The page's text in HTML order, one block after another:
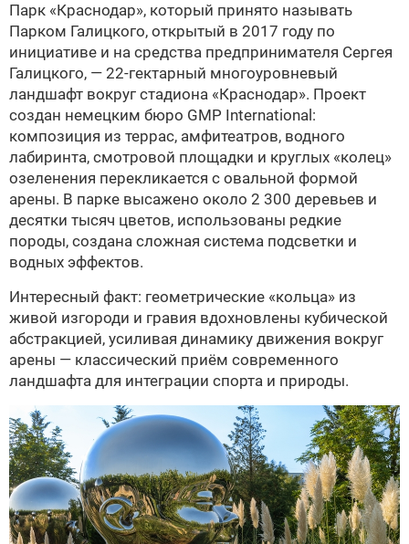
Парк «Краснодар», который принято называть
Парком Галицкого, открытый в 2017 году по
инициативе и на средства предпринимателя Сергея
Галицкого, — 22‑гектарный многоуровневый
ландшафт вокруг стадиона «Краснодар». Проект
создан немецким бюро GMP International:
композиция из террас, амфитеатров, водного
лабиринта, смотровой площадки и круглых «колец»
озеленения перекликается с овальной формой
арены. В парке высажено около 2 300 деревьев и
десятки тысяч цветов, использованы редкие
породы, создана сложная система подсветки и
водных эффектов.
Интересный факт: геометрические «кольца» из
живой изгороди и гравия вдохновлены кубической
абстракцией, усиливая динамику движения вокруг
арены — классический приём современного
ландшафта для интеграции спорта и природы.